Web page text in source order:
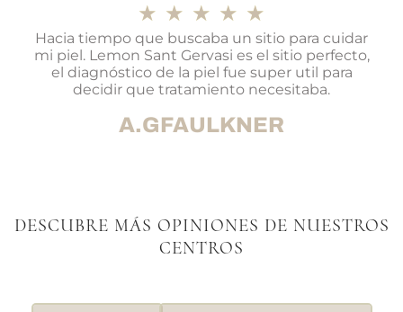
★ ★ ★ ★ ★
Hacia tiempo que buscaba un sitio para cuidar
mi piel. Lemon Sant Gervasi es el sitio perfecto,
el diagnóstico de la piel fue super util para
decidir que tratamiento necesitaba.
A.GFAULKNER
DESCUBRE MÁS OPINIONES DE NUESTROS
CENTROS